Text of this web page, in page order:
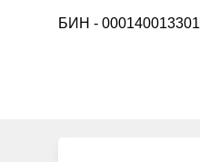
БИН - 000140013301